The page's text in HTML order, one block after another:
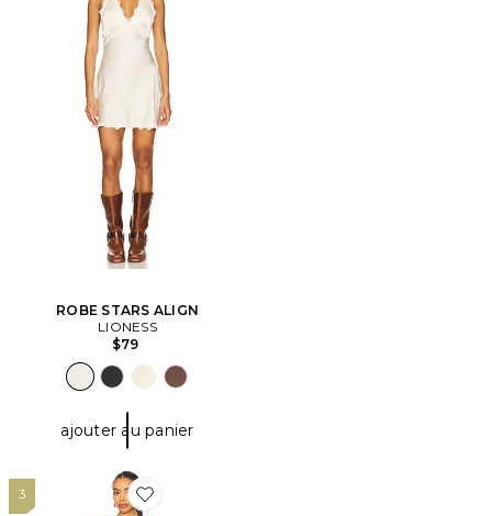
ROBE STARS ALIGN
LIONESS
$79
ajouter au panier
3
Favorite ROBE CARACO COURTE IN THIS GROOVE